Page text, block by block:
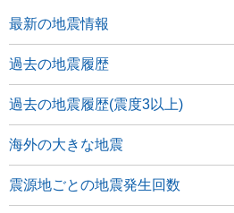
最新の地震情報
過去の地震履歴
過去の地震履歴(震度3以上)
海外の大きな地震
震源地ごとの地震発生回数